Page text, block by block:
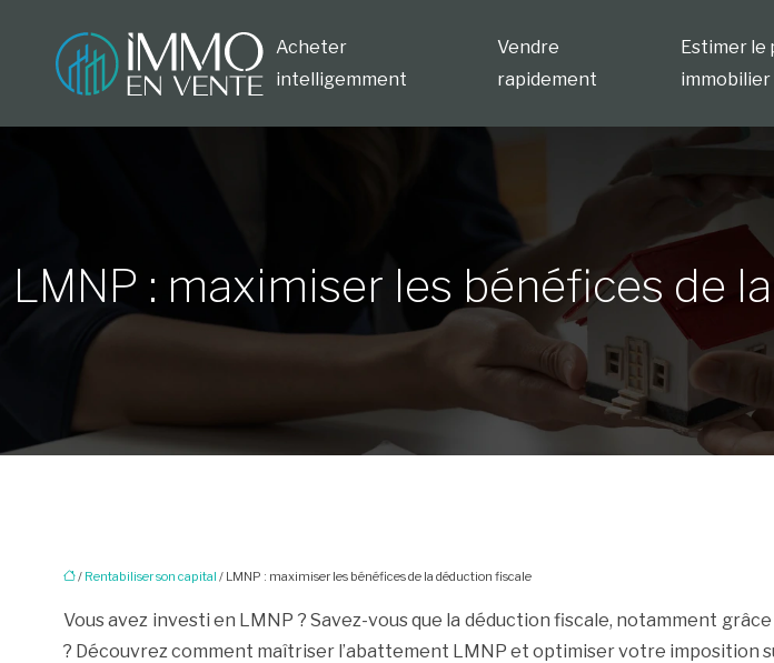
Acheter
intelligemment
Vendre
rapidement
Estimer le
immobilier
LMNP : maximiser les bénéfices de
/ Rentabiliser son capital / LMNP : maximiser les bénéfices de la déduction fiscale
Vous avez investi en LMNP ? Savez-vous que la déduction fiscale, notamment
? Découvrez comment maîtriser l’abattement LMNP et optimiser votre imposition